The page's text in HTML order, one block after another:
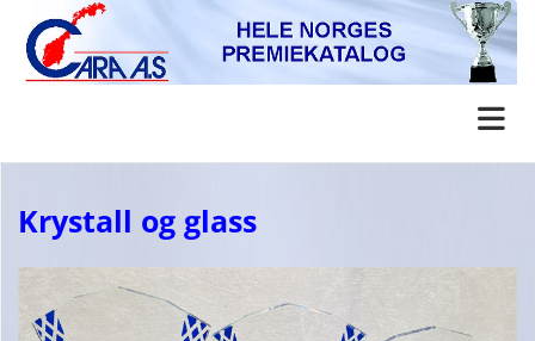
Krystall og glass